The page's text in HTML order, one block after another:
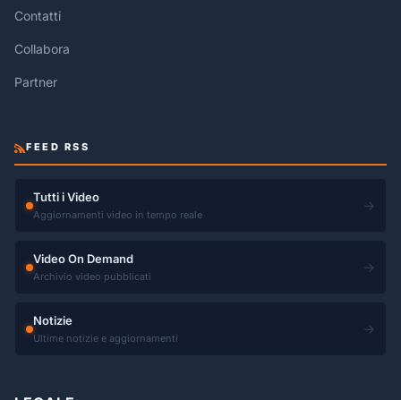
Contatti
Collabora
Partner
FEED RSS
Tutti i Video
Aggiornamenti video in tempo reale
→
Video On Demand
Archivio video pubblicati
→
Notizie
Ultime notizie e aggiornamenti
→